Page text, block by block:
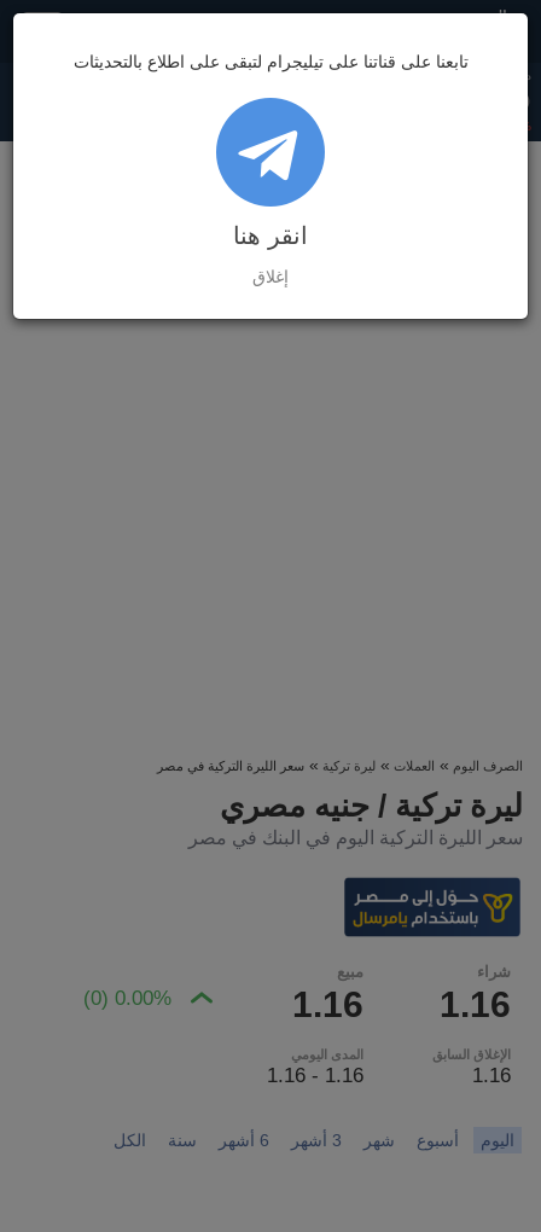
دولار السوق
53.20
0.00%
62.49
0.00%
0.00%
تابعنا على قناتنا على تيليجرام لتبقى على اطلاع بالتحديثات
انقر هنا
إغلاق
الصرف اليوم » العملات » ليرة تركية » سعر الليرة التركية في مصر
ليرة تركية / جنيه مصري
سعر الليرة التركية اليوم في البنك في مصر
شراء
1.16
مبيع
1.16
0.00% (0)
الإغلاق السابق
1.16
المدى اليومي
1.16 - 1.16
اليوم أسبوع شهر 3 أشهر 6 أشهر سنة الكل